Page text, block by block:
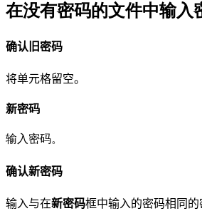
在没有密码的文件中输入
确认旧密码
将单元格留空。
新密码
输入密码。
确认新密码
输入与在新密码框中输入的密码相同的